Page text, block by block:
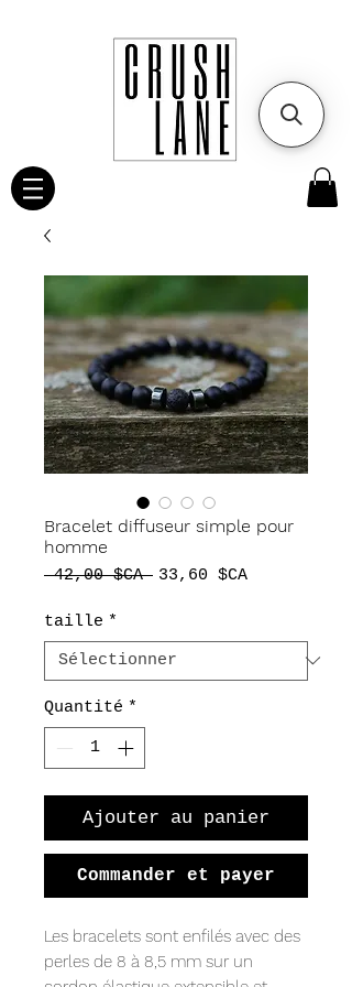
Bracelet diffuseur simple pour
homme
42,00 $CA Prix
33,60 $CAPrix
taille *
Quantité *
Ajouter au panier
Commander et payer
Les bracelets sont enfilés avec des
perles de 8 à 8,5 mm sur un